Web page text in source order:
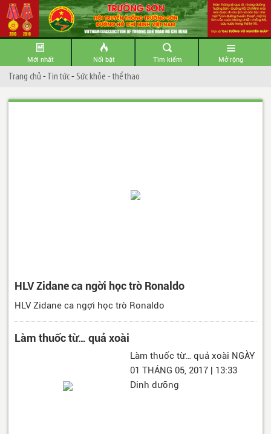
Mới nhất Nổi bật Tìm kiếm Mở rộng
Trang chủ -Tin tức-Sức khỏe - thể thao
HLV Zidane ca ngời học trò Ronaldo
HLV Zidane ca ngợi học trò Ronaldo
Làm thuốc từ… quả xoài
Làm thuốc từ… quả xoài NGÀY
01 THÁNG 05, 2017 | 13:33
Dinh dưỡng